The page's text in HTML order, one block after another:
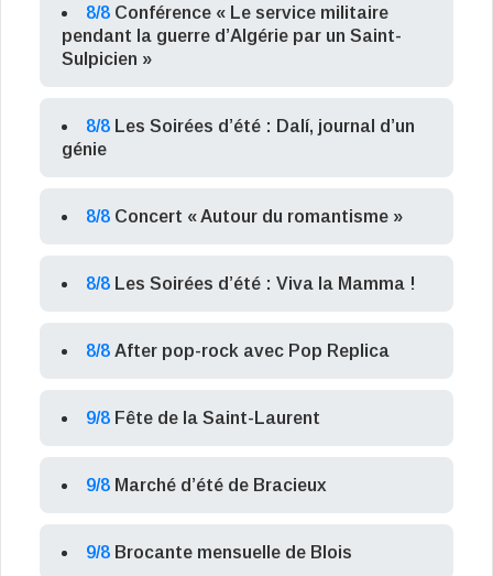
8/8 Conférence « Le service militaire
pendant la guerre d’Algérie par un Saint-
Sulpicien »
8/8 Les Soirées d’été : Dalí, journal d’un
génie
8/8 Concert « Autour du romantisme »
8/8 Les Soirées d’été : Viva la Mamma !
8/8 After pop-rock avec Pop Replica
9/8 Fête de la Saint-Laurent
9/8 Marché d’été de Bracieux
9/8 Brocante mensuelle de Blois